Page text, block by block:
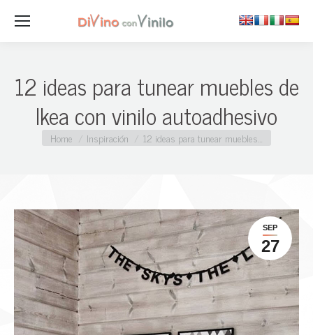
12 ideas para tunear muebles de
Ikea con vinilo autoadhesivo
You are here:
Home Inspiración 12 ideas para tunear muebles…
SEP
27